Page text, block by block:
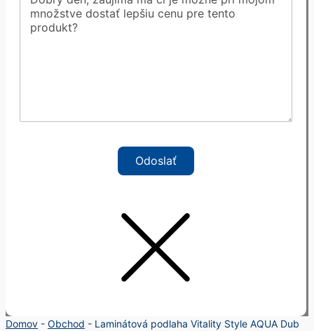
Odoslať
Domov - Obchod - Laminátová podlaha Vitality Style AQUA Dub